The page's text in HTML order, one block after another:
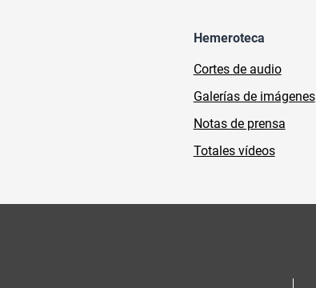
Hemeroteca
Cortes de audio
Galerías de imágenes
Notas de prensa
Totales vídeos